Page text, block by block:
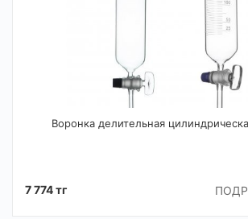
Воронка делительная
7 774 тг